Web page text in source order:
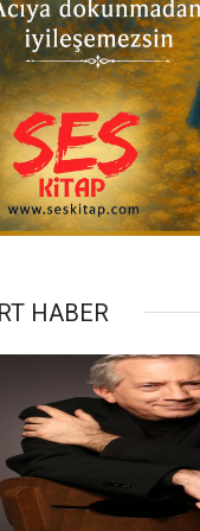
HABER